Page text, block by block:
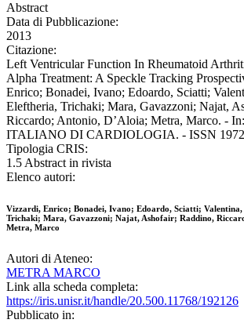
Abstract
Data di Pubblicazione:
2013
Citazione:
Left Ventricular Function In Rheumatoid
Alpha Treatment: A Speckle Tracking
Enrico; Bonadei, Ivano; Edoardo, Sciatti;
Eleftheria, Trichaki; Mara, Gavazzoni; Najat,
Riccardo; Antonio, D’Aloia; Metra, Marco. -
ITALIANO DI CARDIOLOGIA. - ISSN
Tipologia CRIS:
1.5 Abstract in rivista
Elenco autori:
Vizzardi, Enrico; Bonadei, Ivano; Edoardo, Sciatti;
Trichaki; Mara, Gavazzoni; Najat, Ashofair; Raddino,
Metra, Marco
Autori di Ateneo:
METRA MARCO
Link alla scheda completa:
https://iris.unisr.it/handle/20.500.11768/192126
Pubblicato in: